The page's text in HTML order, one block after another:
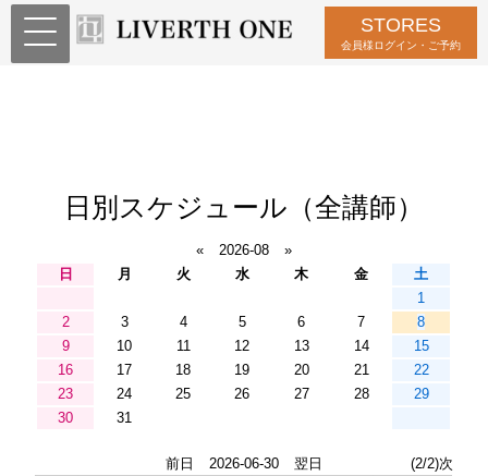
STORES
会員様ログイン・ご予約
日別スケジュール（全講師）
« 2026-08
»
日
月 火 水 木 金
土
1
2
3 4 5 6 7
8
9
10 11 12 13 14
15
16
17 18 19 20 21
22
23
24 25 26 27 28
29
30
31
前日 2026-06-30 翌日
(2/2)次